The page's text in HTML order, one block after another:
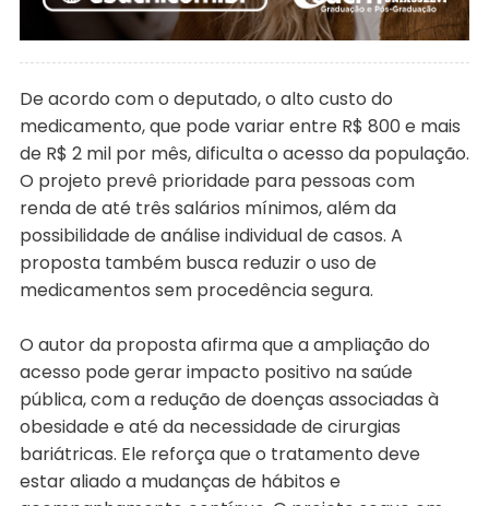
De acordo com o deputado, o alto custo do
medicamento, que pode variar entre R$ 800 e mais
de R$ 2 mil por mês, dificulta o acesso da população.
O projeto prevê prioridade para pessoas com
renda de até três salários mínimos, além da
possibilidade de análise individual de casos. A
proposta também busca reduzir o uso de
medicamentos sem procedência segura.
O autor da proposta afirma que a ampliação do
acesso pode gerar impacto positivo na saúde
pública, com a redução de doenças associadas à
obesidade e até da necessidade de cirurgias
bariátricas. Ele reforça que o tratamento deve
estar aliado a mudanças de hábitos e